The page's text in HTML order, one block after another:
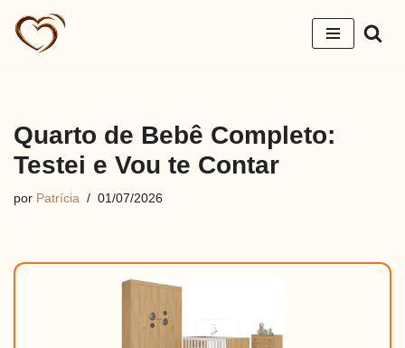
Pular
Quarto de Bebê Completo:
Testei e Vou te Contar
por Patrícia 01/07/2026